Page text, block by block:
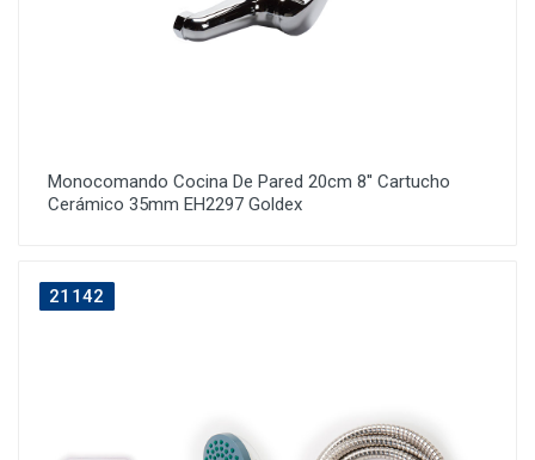
Monocomando Cocina De Pared 20cm 8'' Cartucho
Cerámico 35mm EH2297 Goldex
21142